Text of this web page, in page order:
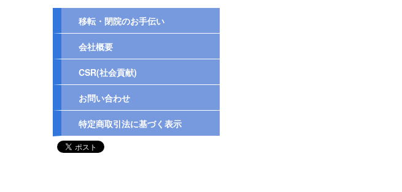
移転・閉院のお手伝い
会社概要
CSR(社会貢献)
お問い合わせ
特定商取引法に基づく表示